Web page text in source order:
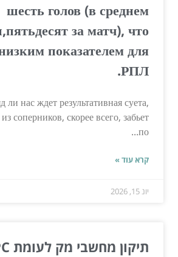
шесть голов (в среднем
за матч), что
показателем для
РПЛ.
ли нас ждет результативная суета,
соперников, скорее всего, забьет
по...
קרא עוד »
יונ 15, 2026